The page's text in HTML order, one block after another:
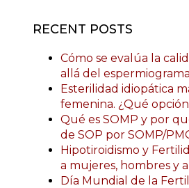
RECENT POSTS
Cómo se evalúa la
allá del
Esterilidad idiopática
femenina. ¿Qué
Qué es SOMP y por
de SOP por SOMP/
Hipotiroidismo y
a mujeres, hombres y
Día Mundial de la